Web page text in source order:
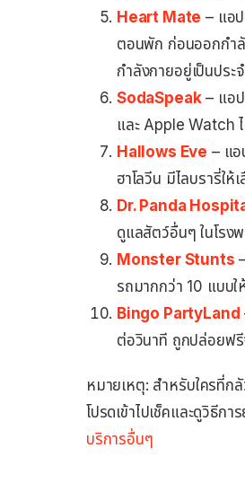
Heart Mate – แอ
ตอนพัก ก่อนออกกำลั
กำลังกายอยู่เป็นปร
SodaSpeak– แอป
และ Apple Watch
Hallows Eve – แอ
ฮาโลวีน มีไลบรารี่ใ
Dr. Panda
ดูแลสัตว์อื่นๆ ในโร
Monster Stunts
รถมากกว่า 10 แบบ
Bingo PartyLand
ต่อวินาที ถูกปล่อยฟ
หมายเหตุ: สำหรับใครที่ก
โปรดเข้าไปเช็คและดูวิธีก
บริการอื่นๆ